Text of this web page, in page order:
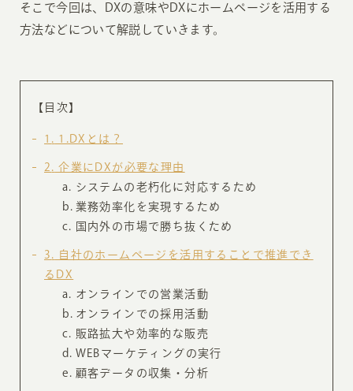
そこで今回は、DXの意味やDXにホームページを活用する
方法などについて解説していきます。
【目次】
1 1.DXとは？
2
企業にDXが必要な理由
システムの老朽化に対応するため
業務効率化を実現するため
国内外の市場で勝ち抜くため
3
自社のホームページを活用することで推進でき
るDX
オンラインでの営業活動
オンラインでの採用活動
販路拡大や効率的な販売
WEBマーケティングの実行
顧客データの収集・分析